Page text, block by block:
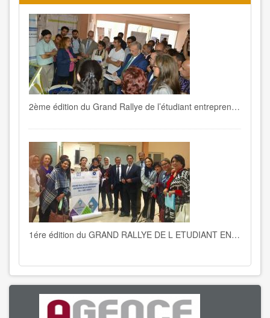
2ème édition du Grand Rallye de l’étudiant entrepreneur Innovant de l’Université
1ére édition du GRAND RALLYE DE L ETUDIANT ENTREPRENEUR INNOVANT